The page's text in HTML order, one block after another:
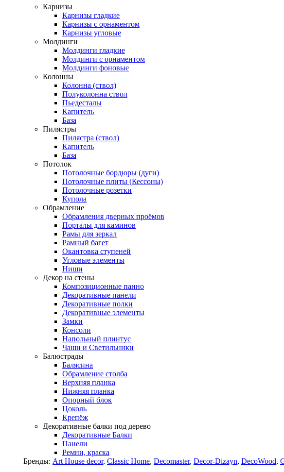
Карнизы
Карнизы гладкие
Карнизы с орнаментом
Карнизы угловые
Молдинги
Молдинги гладкие
Молдинги с орнаментом
Молдинги фоновые
Колонны
Колонна (ствол)
Полуколонна ствол
Пьедесталы
Капитель
База
Пилястры
Пилястра (ствол)
Капитель
База
Потолок
Потолочные бордюры (дуги)
Потолочные плиты (Кессоны)
Потолочные розетки
Купола
Обрамление
Обрамления дверных проёмов
Порталы для каминов
Рамы для зеркал
Рамный багет
Окантовка ступеней
Угловые элементы
Ниши
Декор на стены
Композиционные панно
Декоративные панели
Декоративные полки
Декоративные элементы
Замки
Консоли
Напольный плинтус
Чаши и Светильники
Балюстрады
Балясина
Обрамление столба
Верхняя планка
Нижняя планка
Опорный блок
Цоколь
Крепёж
Декоративные балки под дерево
Декоративные Балки
Панели
Ремни, краска
Бренды: Art House decor, Classic Home, Decomaster, Decor-Dizayn, DecoWood,